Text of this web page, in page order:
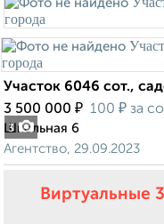
3
Участок 6046 сот.,
3 500 000 ₽ 100 ₽ за
Школьная 6
Агентство, 29.09.2023
Виртуальные